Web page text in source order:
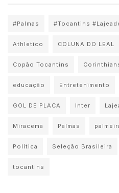
#Palmas #Tocantins
Athletico COLUNA DO LEAL
Copão Tocantins
educação Entretenimento
GOL DE PLACA Inter
Miracema Palmas
Política Seleção Brasileira
tocantins